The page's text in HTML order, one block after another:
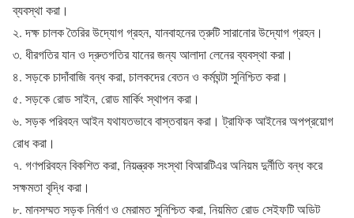
ব্যবস্থা করা।
২. দক্ষ চালক তৈরির উদ্যোগ গ্রহন, যানবাহনের ত্রুটি সারানোর উদ্যোগ গ্রহন।
৩. ধীরগতির যান ও দ্রুতগতির যানের জন্য আলাদা লেনের ব্যবস্থা করা।
৪. সড়কে চাদাঁবাজি বন্ধ করা, চালকদের বেতন ও কর্মঘন্টা সুনিশ্চিত করা।
৫. সড়কে রোড সাইন, রোড মার্কিং স্থাপন করা।
৬. সড়ক পরিবহন আইন যথাযতভাবে বাস্তবায়ন করা। ট্রাফিক আইনের অপপ্রয়োগ
রোধ করা।
৭. গণপরিবহন বিকশিত করা, নিয়ন্ত্রক সংস্থা বিআরটিএর অনিয়ম দুর্নীতি বন্ধ করে
সক্ষমতা বৃদ্ধি করা।
৮. মানসম্মত সড়ক নির্মাণ ও মেরামত সুনিশ্চিত করা, নিয়মিত রোড সেইফটি অডিট